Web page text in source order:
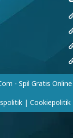
- Spil Gratis Online
| Cookiepolitik